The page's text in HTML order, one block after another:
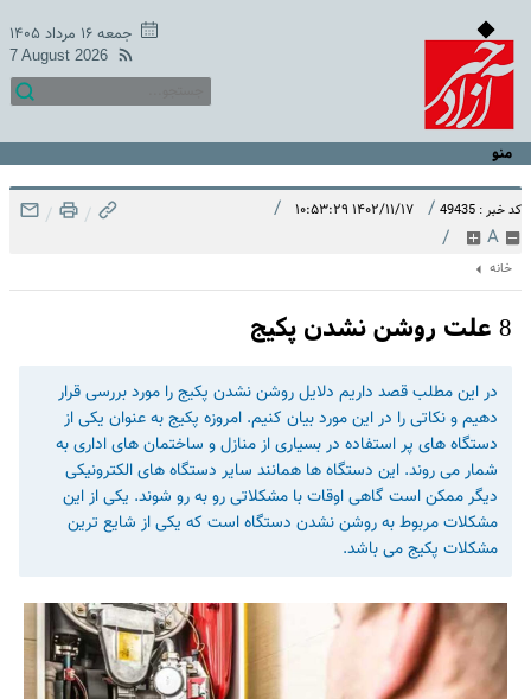
جمعه ۱۶ مرداد ۱۴۰۵
7 August 2026
منو
کد خبر : 49435 / ۱۴۰۲/۱۱/۱۷ ۱۰:۵۳:۲۹ /
A
/
/
/
خانه
8 علت روشن نشدن پکیج
در این مطلب قصد داریم دلایل روشن نشدن پکیج را مورد بررسی قرار
دهیم و نکاتی را در این مورد بیان کنیم. امروزه پکیج به عنوان یکی از
دستگاه های پر استفاده در بسیاری از منازل و ساختمان های اداری به
شمار می روند. این دستگاه ها همانند سایر دستگاه های الکترونیکی
دیگر ممکن است گاهی اوقات با مشکلاتی رو به رو شوند. یکی از این
مشکلات مربوط به روشن نشدن دستگاه است که یکی از شایع ترین
مشکلات پکیج می باشد.